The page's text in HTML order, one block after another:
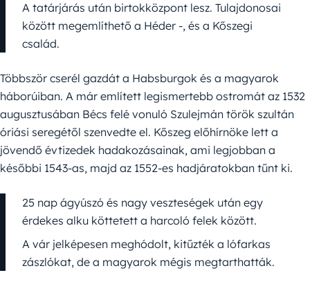
A tatárjárás után birtokközpont lesz. Tulajdonosai
között megemlíthető a Héder -, és a Kőszegi
család.
Többször cserél gazdát a Habsburgok és a magyarok
háborúiban. A már említett legismertebb ostromát az 1532
augusztusában Bécs felé vonuló Szulejmán török szultán
óriási seregétől szenvedte el. Kőszeg előhírnöke lett a
jövendő évtizedek hadakozásainak, ami legjobban a
későbbi 1543-as, majd az 1552-es hadjáratokban tűnt ki.
25 nap ágyúszó és nagy veszteségek után egy
érdekes alku köttetett a harcoló felek között.
A vár jelképesen meghódolt, kitűzték a lófarkas
zászlókat, de a magyarok mégis megtarthatták.